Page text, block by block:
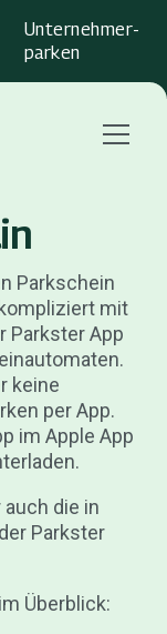
Unternehmer­
parken
Menu
Parkschein
mit
Parkster App
keine
per App.
im Apple App
die in
Parkster
Überblick: